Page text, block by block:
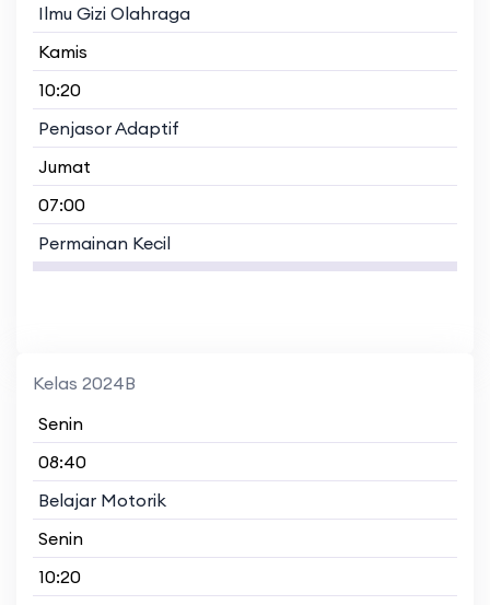
Ilmu Gizi Olahraga
Kamis
10:20
Penjasor Adaptif
Jumat
07:00
Permainan Kecil
Kelas 2024B
Senin
08:40
Belajar Motorik
Senin
10:20